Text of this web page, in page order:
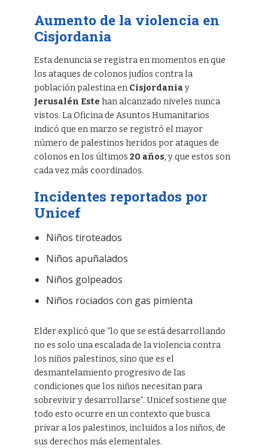
Aumento de la violencia en
Cisjordania
Esta denuncia se registra en momentos en que
los ataques de colonos judíos contra la
población palestina en Cisjordaniay
Jerusalén Este han alcanzado niveles nunca
vistos. La Oficina de Asuntos Humanitarios
indicó que en marzo se registró el mayor
número de palestinos heridos por ataques de
colonos en los últimos 20 años, y que estos son
cada vez más coordinados.
Incidentes reportados por
Unicef
Niños tiroteados
Niños apuñalados
Niños golpeados
Niños rociados con gas pimienta
Elder explicó que “lo que se está desarrollando
no es solo una escalada de la violencia contra
los niños palestinos, sino que es el
desmantelamiento progresivo de las
condiciones que los niños necesitan para
sobrevivir y desarrollarse”. Unicef sostiene que
todo esto ocurre en un contexto que busca
privar a los palestinos, incluidos a los niños, de
sus derechos más elementales.